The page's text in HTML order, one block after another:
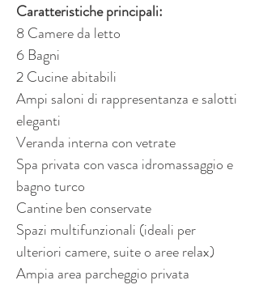
Caratteristiche principali:
8 Camere da letto
6 Bagni
2 Cucine abitabili
Ampi saloni di rappresentanza e salotti
eleganti
Veranda interna con vetrate
Spa privata con vasca idromassaggio e
bagno turco
Cantine ben conservate
Spazi multifunzionali (ideali per
ulteriori camere, suite o aree relax)
Ampia area parcheggio privata